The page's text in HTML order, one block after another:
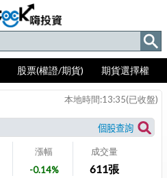
股票(權證/期貨) 期貨選擇權
漲幅
-0.14%
成交量
611張
本地時間:13:35(已收盤)